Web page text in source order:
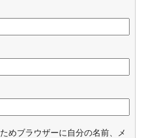
めブラウザーに自分の名前、メ